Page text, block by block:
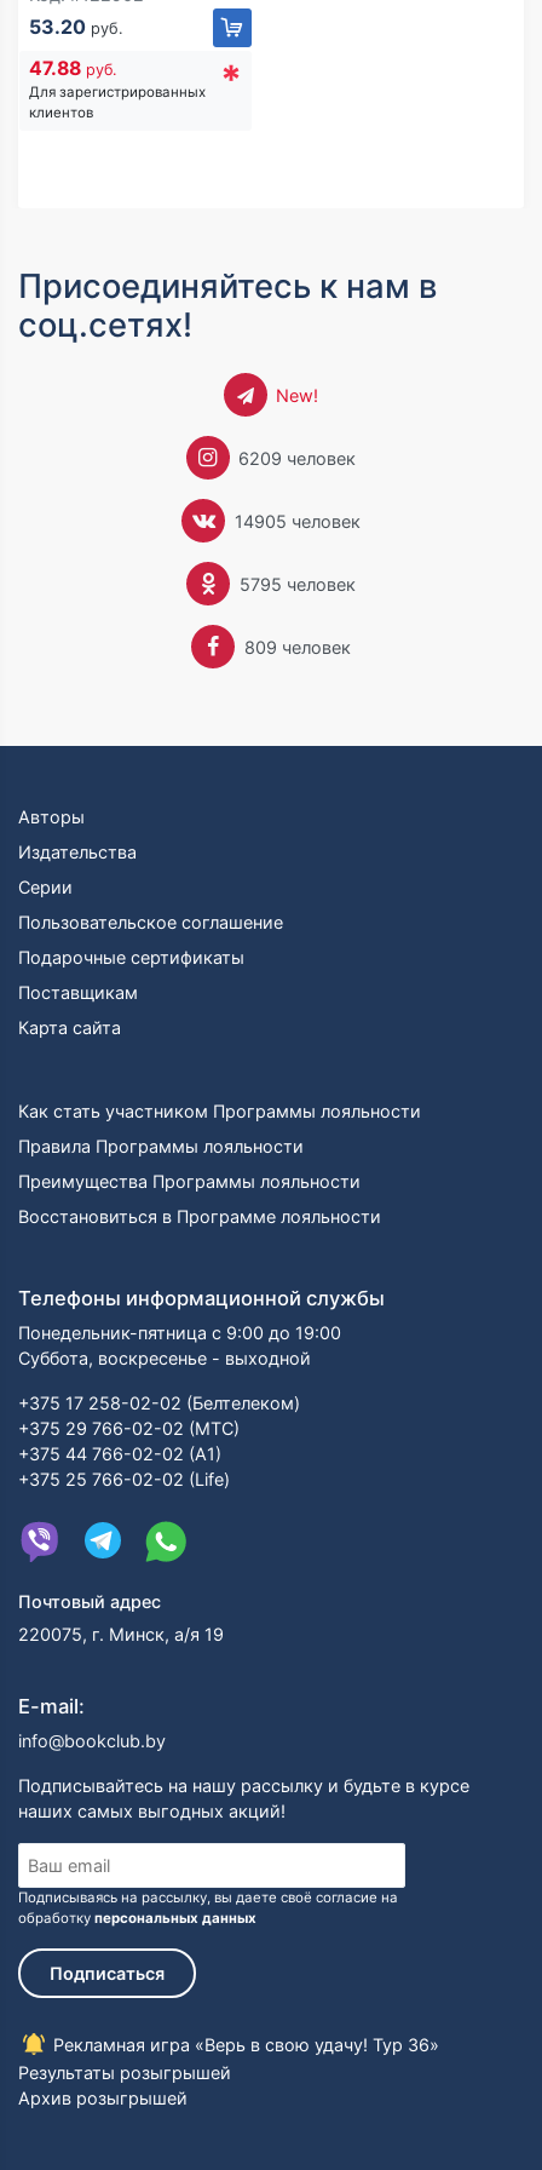
позволяющее обрести
ясность ума, хорошую
память и спасти мозг от
болезни Альцгеймера
53.20 руб.
47.88 руб.
Для зарегистрированных
клиентов
*
Присоединяйтесь к нам в
соц.сетях!
New!
6209 человек
14905 человек
5795 человек
809 человек
Авторы
Издательства
Серии
Пользовательское соглашение
Подарочные сертификаты
Поставщикам
Карта сайта
Как стать участником Программы лояльности
Правила Программы лояльности
Преимущества Программы лояльности
Восстановиться в Программе лояльности
Телефоны информационной службы
Понедельник-пятница с 9:00 до 19:00
Суббота, воскресенье - выходной
+375 17 258-02-02 (Белтелеком)
+375 29 766-02-02 (МТС)
+375 44 766-02-02 (А1)
+375 25 766-02-02 (Life)
Почтовый адрес
220075, г. Минск, а/я 19
E-mail:
info@bookclub.by
Подписывайтесь на нашу рассылку и будьте в курсе
наших самых выгодных акций!
Подписываясь на рассылку, вы даете своё согласие на
обработку персональных данных
Подписаться
Рекламная игра «Верь в свою удачу! Тур 36»
Результаты розыгрышей
Архив розыгрышей